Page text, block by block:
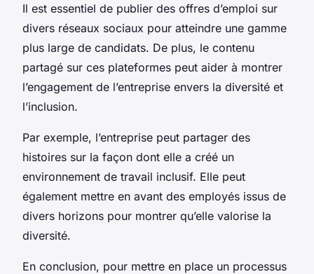
Il est essentiel de publier des offres d’emploi sur
divers réseaux sociaux pour atteindre une gamme
plus large de candidats. De plus, le contenu
partagé sur ces plateformes peut aider à montrer
l’engagement de l’entreprise envers la diversité et
l’inclusion.
Par exemple, l’entreprise peut partager des
histoires sur la façon dont elle a créé un
environnement de travail inclusif. Elle peut
également mettre en avant des employés issus de
divers horizons pour montrer qu’elle valorise la
diversité.
En conclusion, pour mettre en place un processus